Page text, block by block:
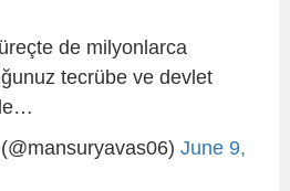
de milyonlarca
tecrübe ve devlet
June 9,